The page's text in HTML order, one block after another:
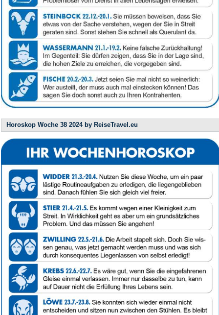
Horoskop Woche 38 2024 by ReiseTravel.eu